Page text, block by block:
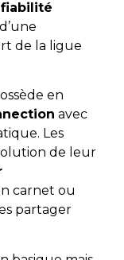
fiabilité
de la ligue
en
avec
Les
de leur
carnet ou
partager